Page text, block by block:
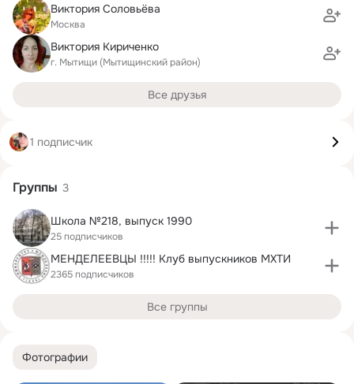
Фотографии
Виктория Соловьёва
Москва
Виктория Кириченко
г. Мытищи (Мытищинский район)
Все друзья
1 подписчик
Группы 3
Школа №218, выпуск 1990
25 подписчиков
МЕНДЕЛЕЕВЦЫ !!!!! Клуб выпускников МХТИ
2365 подписчиков
Все группы